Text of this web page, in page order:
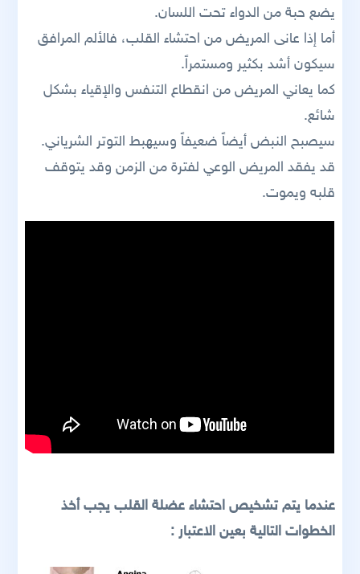
يضع حبة من الدواء تحت اللسان.
أما إذا عانى المريض من احتشاء القلب، فالألم المرافق
سيكون أشد بكثير ومستمراً.
كما يعاني المريض من انقطاع التنفس والإقياء بشكل
شائع.
سيصبح النبض أيضاً ضعيفاً وسيهبط التوتر الشرياني.
قد يفقد المريض الوعي لفترة من الزمن وقد يتوقف
قلبه ويموت.
عندما يتم تشخيص احتشاء عضلة القلب يجب أخذ
الخطوات التالية بعين الاعتبار :